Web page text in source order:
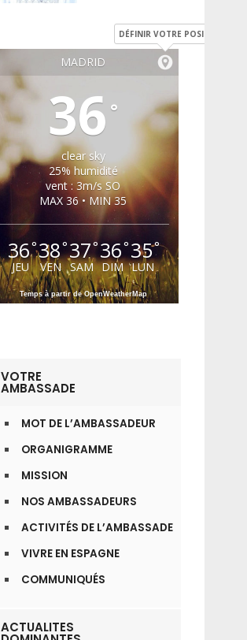
MADRID
DÉFINIR VOTRE POSITION
36 °
clear sky
25% humidité
vent : 3m/s SO
MAX 36 • MIN 35
36°
JEU
38°
VEN
37°
SAM
36°
DIM
35°
LUN
Temps à partir de OpenWeatherMap
VOTRE
AMBASSADE
MOT DE L’AMBASSADEUR
ORGANIGRAMME
MISSION
NOS AMBASSADEURS
ACTIVITÉS DE L’AMBASSADE
VIVRE EN ESPAGNE
COMMUNIQUÉS
ACTUALITES